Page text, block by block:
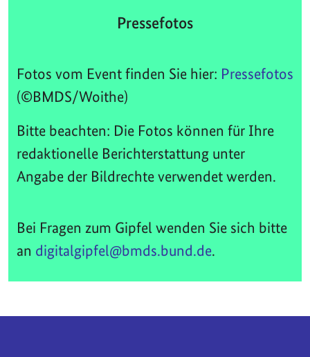
Pressefotos
Fotos vom Event finden Sie hier: Pressefotos
(©BMDS/Woithe)
Bitte beachten: Die Fotos können für Ihre
redaktionelle Berichterstattung unter
Angabe der Bildrechte verwendet werden.
Bei Fragen zum Gipfel wenden Sie sich bitte
an digitalgipfel@bmds.bund.de.